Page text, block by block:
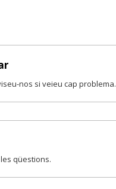
nos si veieu cap problema.
qüestions.